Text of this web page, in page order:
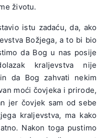
životu.
istu zadaću, da, ako
Božjega, a to bi bio
da Bog u nas posije
kraljevstva nije
da Bog zahvati nekim
moći čovjeka i prirode,
jer čovjek sam od sebe
kraljevstva, ma kako
Nakon toga pustimo